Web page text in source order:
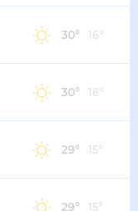
30° 16°
30° 16°
29° 15°
29° 15°